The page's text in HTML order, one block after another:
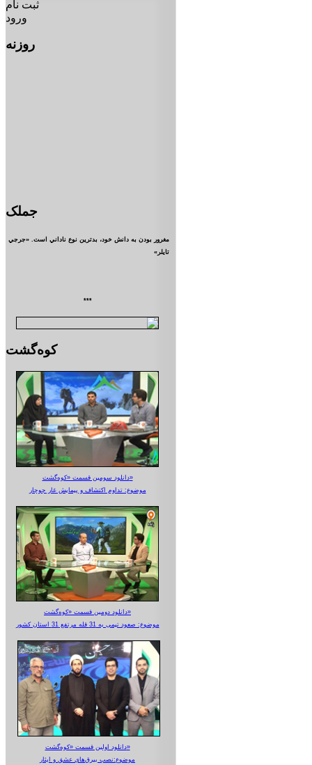
ثبت نام
ورود
روزنه
جملک
مغرور بودن به دانش خود، بدترين نوع ناداني است. «جرجي
تايلر»
***
کوه‌گشت
دانلود سومین قسمت «کوه‌گشت»
موضوع: تداوم اکتشاف و پیمایش غار جوجار
دانلود دومین قسمت «کوه‌گشت»
موضوع: صعود تیمی به 31 قله مرتفع 31 استان کشور
دانلود اولین قسمت «کوه‌گشت»
موضوع:نصب بیرق‌های عشق و ایثار